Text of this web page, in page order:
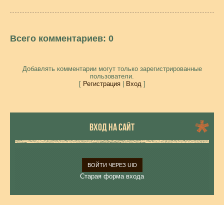
Всего комментариев: 0
Добавлять комментарии могут только зарегистрированные
пользователи.
[ Регистрация| Вход]
ВХОД НА САЙТ
ВОЙТИ ЧЕРЕЗ UID
Старая форма входа